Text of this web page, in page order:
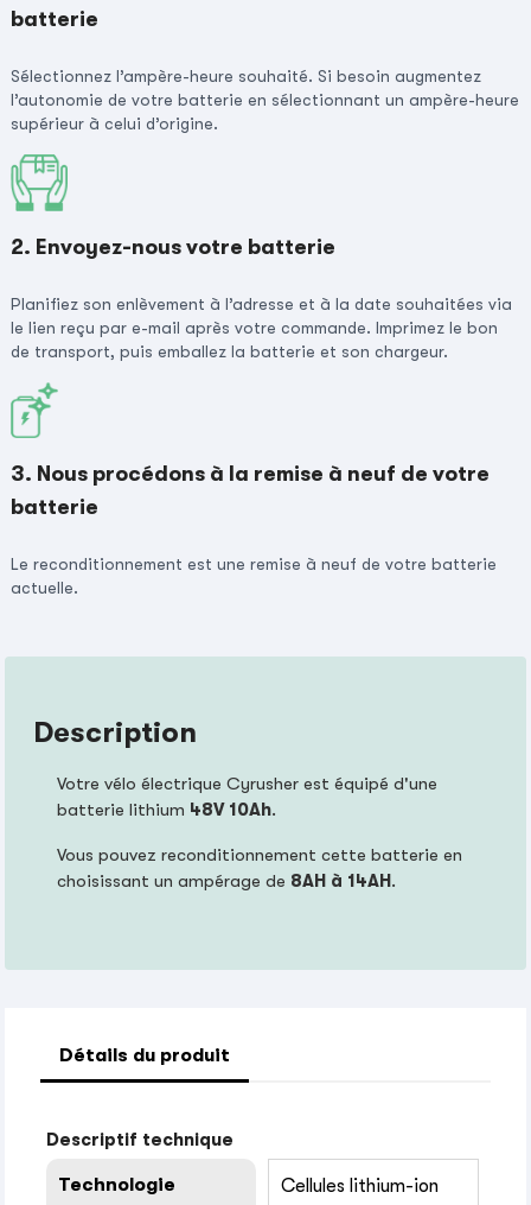
batterie
Sélectionnez l’ampère-heure souhaité. Si besoin augmentez
l’autonomie de votre batterie en sélectionnant un ampère-heure
supérieur à celui d’origine.
2. Envoyez-nous votre batterie
Planifiez son enlèvement à l’adresse et à la date souhaitées via
le lien reçu par e-mail après votre commande. Imprimez le bon
de transport, puis emballez la batterie et son chargeur.
3. Nous procédons à la remise à neuf de votre
batterie
Le reconditionnement est une remise à neuf de votre batterie
actuelle.
Description
Votre vélo électrique Cyrusher est équipé d'une
batterie lithium 48V 10Ah.
Vous pouvez reconditionnement cette batterie en
choisissant un ampérage de 8AH à 14AH.
Détails du produit
Descriptif technique
Technologie
Cellules lithium-ion